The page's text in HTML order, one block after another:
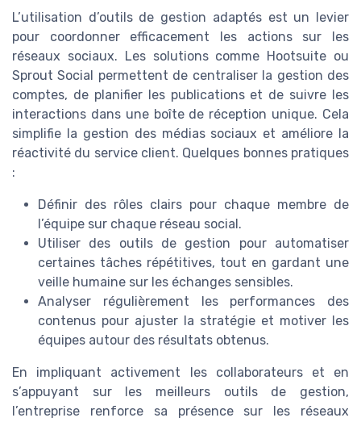
L’utilisation d’outils de gestion adaptés est un levier
pour coordonner efficacement les actions sur les
réseaux sociaux. Les solutions comme Hootsuite ou
Sprout Social permettent de centraliser la gestion des
comptes, de planifier les publications et de suivre les
interactions dans une boîte de réception unique. Cela
simplifie la gestion des médias sociaux et améliore la
réactivité du service client. Quelques bonnes pratiques
:
Définir des rôles clairs pour chaque membre de
l’équipe sur chaque réseau social.
Utiliser des outils de gestion pour automatiser
certaines tâches répétitives, tout en gardant une
veille humaine sur les échanges sensibles.
Analyser régulièrement les performances des
contenus pour ajuster la stratégie et motiver les
équipes autour des résultats obtenus.
En impliquant activement les collaborateurs et en
s’appuyant sur les meilleurs outils de gestion,
l’entreprise renforce sa présence sur les réseaux